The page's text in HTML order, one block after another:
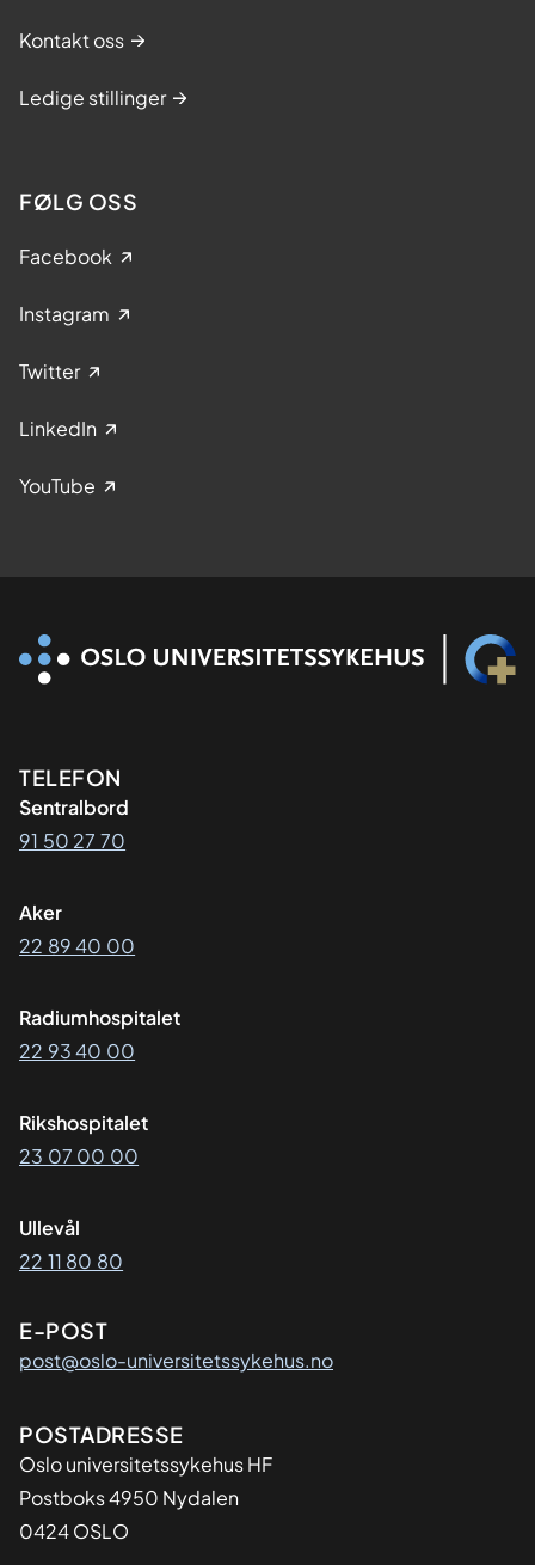
Kontakt oss
Ledige stillinger
FØLG OSS
Facebook
Instagram
Twitter
LinkedIn
YouTube
Kontaktinformasjon
TELEFON
Sentralbord
91 50 27 70
Aker
22 89 40 00
Radiumhospitalet
22 93 40 00
Rikshospitalet
23 07 00 00
Ullevål
22 11 80 80
E-POST
post@oslo-universitetssykehus.no
Adresse
POSTADRESSE
Oslo universitetssykehus HF
Postboks 4950 Nydalen
0424 OSLO